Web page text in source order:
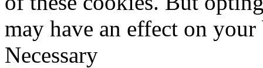
may have an effect on
Necessary